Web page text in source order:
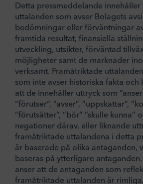
Detta pressmeddelande
uttalanden som avser Bolagets
bedömningar eller förväntningar
framtida resultat, finansiella
utveckling, utsikter, förväntad
möjligheter samt de marknader
verksamt. Framåtriktade
som inte avser historiska fakta och
att de innehåller uttryck som
”förutser”, ”avser”, ”uppskattar”,
”förutsätter”, ”bör” ”skulle kunna”
negationer därav, eller liknande
framåtriktade uttalandena i detta
är baserade på olika antaganden,
baseras på ytterligare
anser att de antaganden som
framåtriktade uttalanden är